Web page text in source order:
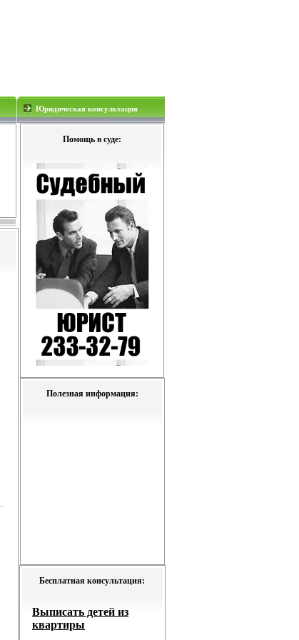
Юридическая консультация
Помощь в суде:
Полезная информация:
Бесплатная консультация: